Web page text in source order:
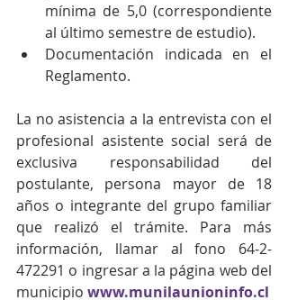
mínima de 5,0 (correspondiente
al último semestre de estudio).
Documentación indicada en el
Reglamento.
La no asistencia a la entrevista con el
profesional asistente social será de
exclusiva responsabilidad del
postulante, persona mayor de 18
años o integrante del grupo familiar
que realizó el trámite. Para más
información, llamar al fono 64-2-
472291 o ingresar a la página web del
municipio www.munilaunioninfo.cl